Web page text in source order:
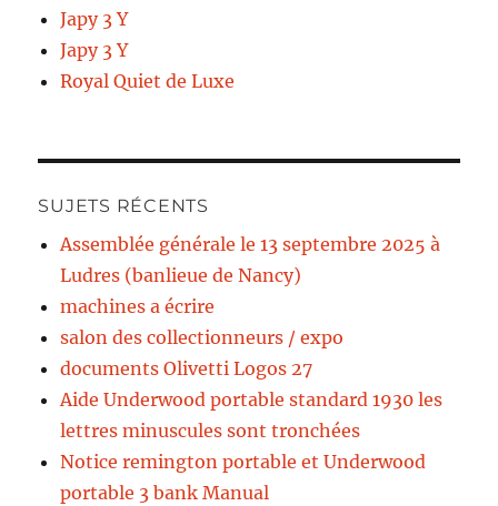
Japy 3 Y
Japy 3 Y
Royal Quiet de Luxe
SUJETS RÉCENTS
Assemblée générale le 13 septembre 2025 à
Ludres (banlieue de Nancy)
machines a écrire
salon des collectionneurs / expo
documents Olivetti Logos 27
Aide Underwood portable standard 1930 les
lettres minuscules sont tronchées
Notice remington portable et Underwood
portable 3 bank Manual